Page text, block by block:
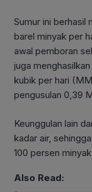
Sumur ini berhasil
barel minyak per
awal pemboran
juga
kubik per hari
pengusulan 0,39
Keunggulan lain
kadar air,
100 persen
Also Read: